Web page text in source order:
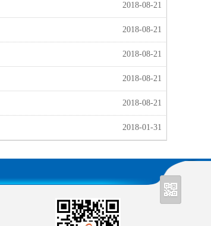
2018-08-21
2018-08-21
2018-08-21
2018-08-21
2018-08-21
2018-01-31